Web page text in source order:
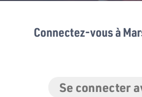
Connectez-vous à
Se connecter